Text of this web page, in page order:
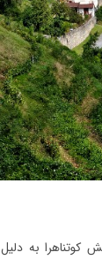
کوتناهرا به